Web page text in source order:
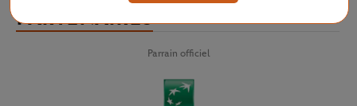
PARTENAIRES
Parrain officiel